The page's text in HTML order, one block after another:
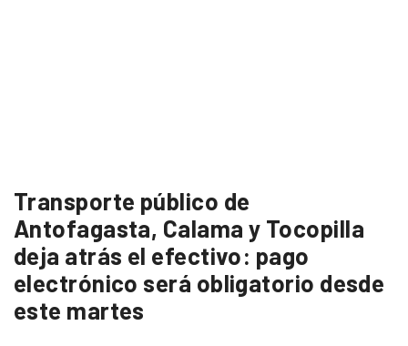
Transporte público de
Antofagasta, Calama y Tocopilla
deja atrás el efectivo: pago
electrónico será obligatorio desde
este martes